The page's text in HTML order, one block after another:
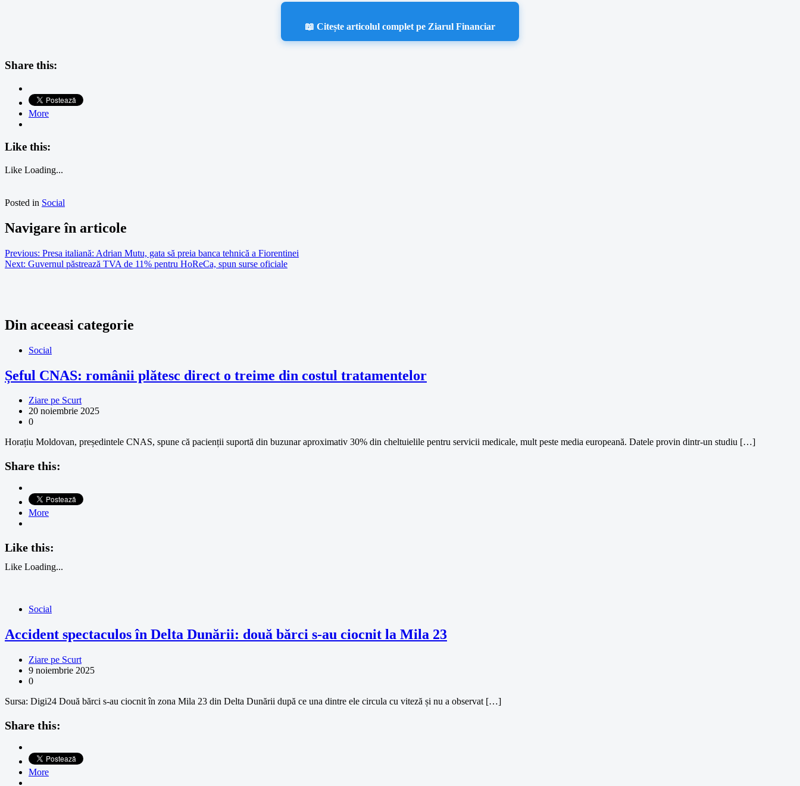
📖 Citește articolul complet pe Ziarul Financiar
Share this:
More
Like this:
Like Loading...
Posted in Social
Navigare în articole
Previous: Presa italiană: Adrian Mutu, gata să preia banca tehnică a Fiorentinei
Next: Guvernul păstrează TVA de 11% pentru HoReCa, spun surse oficiale
Din aceeasi categorie
Social
Șeful CNAS: românii plătesc direct o treime din costul tratamentelor
Ziare pe Scurt
20 noiembrie 2025
0
Horațiu Moldovan, președintele CNAS, spune că pacienții suportă din buzunar aproximativ 30% din cheltuielile pentru servicii medicale, mult peste media europeană. Datele provin dintr-un studiu […]
Share this:
More
Like this:
Like Loading...
Social
Accident spectaculos în Delta Dunării: două bărci s-au ciocnit la Mila 23
Ziare pe Scurt
9 noiembrie 2025
0
Sursa: Digi24 Două bărci s-au ciocnit în zona Mila 23 din Delta Dunării după ce una dintre ele circula cu viteză și nu a observat […]
Share this:
More